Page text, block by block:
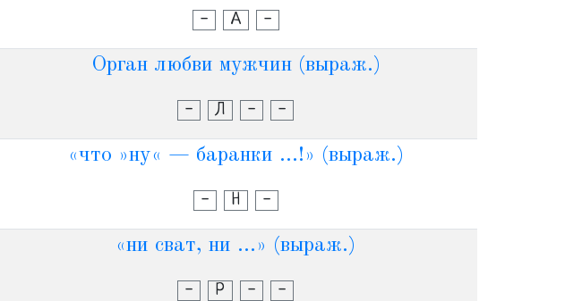
- А -
Орган любви мужчин (выраж.)
- Л - -
«что »ну« — баранки ...!» (выраж.)
- Н -
«ни сват, ни ...» (выраж.)
- Р - -